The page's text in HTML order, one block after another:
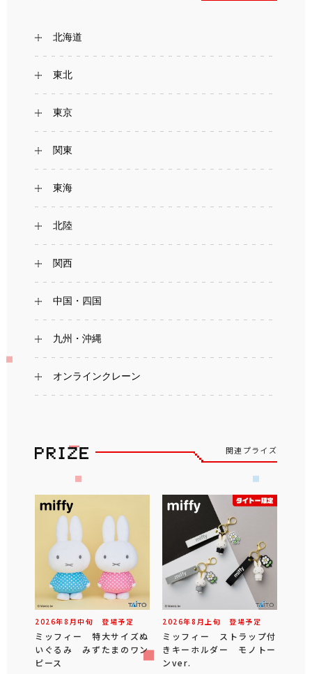
北海道
東北
東京
関東
東海
北陸
関西
中国・四国
九州・沖縄
オンラインクレーン
関連プライズ
2026年8 月中旬 登場予定
ミッフィー 特大サイズぬ
いぐるみ みずたまのワン
ピース
2026年8 月 上旬 登場予定
ミッフィー ストラップ付
きキーホルダー モノトー
ンver.